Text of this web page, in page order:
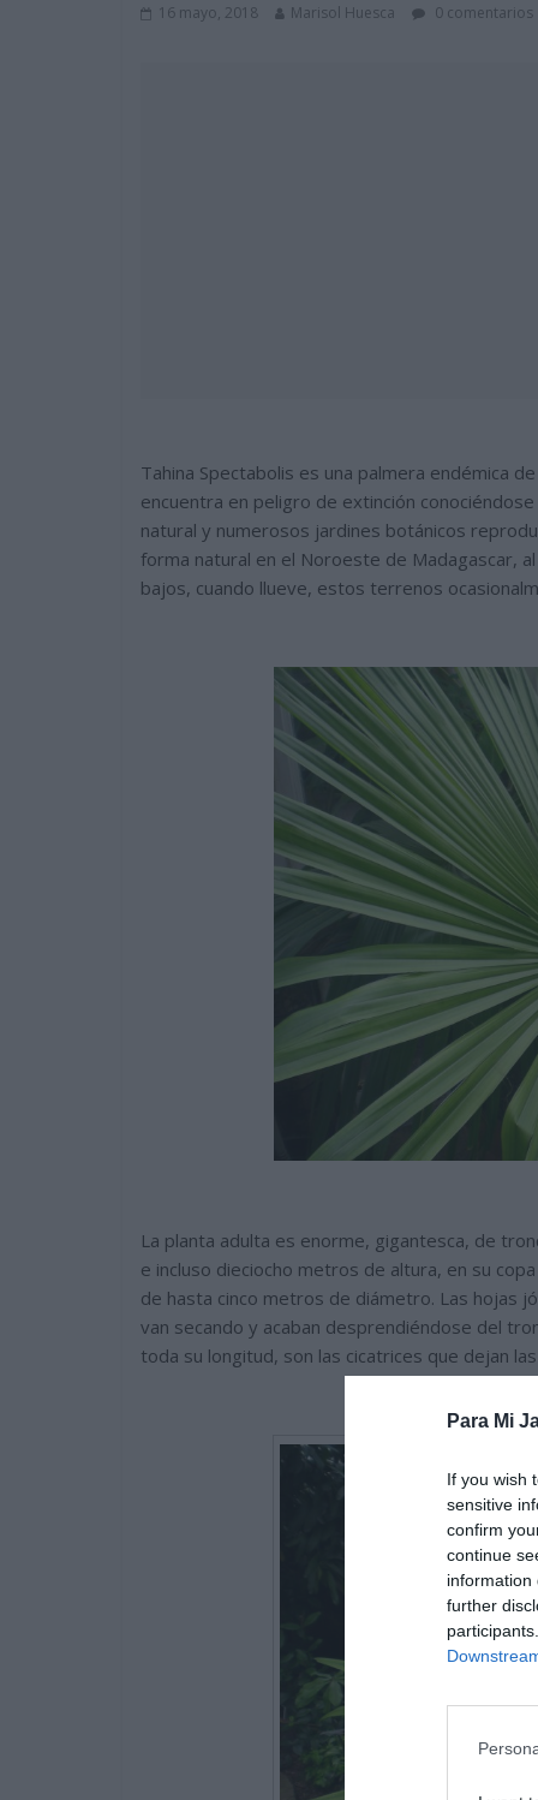
Para Mi
If you wish
sensitive
confirm
continue
information
further
16 mayo, 2018 Marisol Huesca 0 comentarios
Tahina Spectabolis es una palmera endémica
encuentra en peligro de extinción
natural y numerosos jardines botánicos
forma natural en el Noroeste de Madagascar,
bajos, cuando llueve, estos terrenos
La planta adulta es enorme, gigantesca, de
e incluso dieciocho metros de altura, en su
de hasta cinco metros de diámetro. Las hojas
van secando y acaban desprendiéndose del
toda su longitud, son las cicatrices que dejan